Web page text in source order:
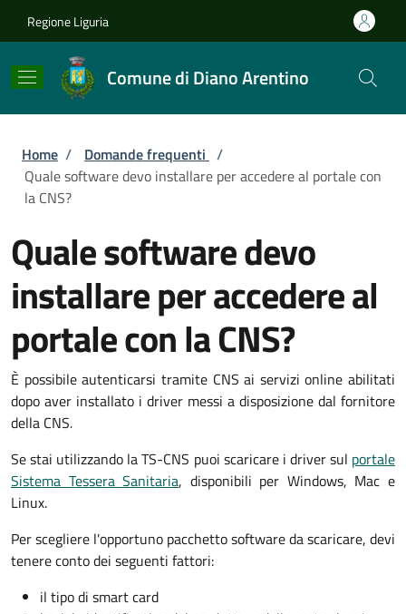
Regione Liguria
Comune di Diano Arentino
Briciole di pane
Home / Domande frequenti /
Quale software devo installare per accedere al portale con
la CNS?
Quale software devo
installare per accedere al
portale con la CNS?
È possibile autenticarsi tramite CNS ai servizi online abilitati
dopo aver installato i driver messi a disposizione dal fornitore
della CNS.
Se stai utilizzando la TS-CNS puoi scaricare i driver sul portale
Sistema Tessera Sanitaria, disponibili per Windows, Mac e
Linux.
Per scegliere l'opportuno pacchetto software da scaricare, devi
tenere conto dei seguenti fattori:
il tipo di smart card